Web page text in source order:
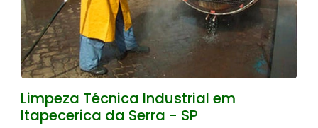
Limpeza Técnica Industrial em
Itapecerica da Serra - SP